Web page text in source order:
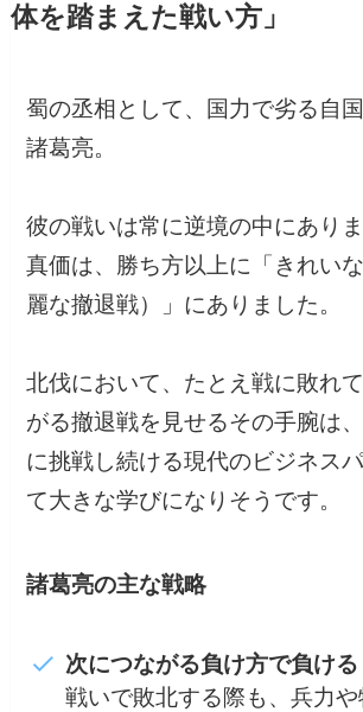
体を踏まえた戦い方」
蜀の丞相として、国力で劣る自
諸葛亮。
彼の戦いは常に逆境の中にあり
真価は、勝ち方以上に「きれい
麗な撤退戦）」にありました。
北伐において、たとえ戦に敗れ
がる撤退戦を見せるその手腕は
に挑戦し続ける現代のビジネス
て大きな学びになりそうです。
諸葛亮の主な戦略
次につながる負け方で負ける
戦いで敗北する際も、兵力